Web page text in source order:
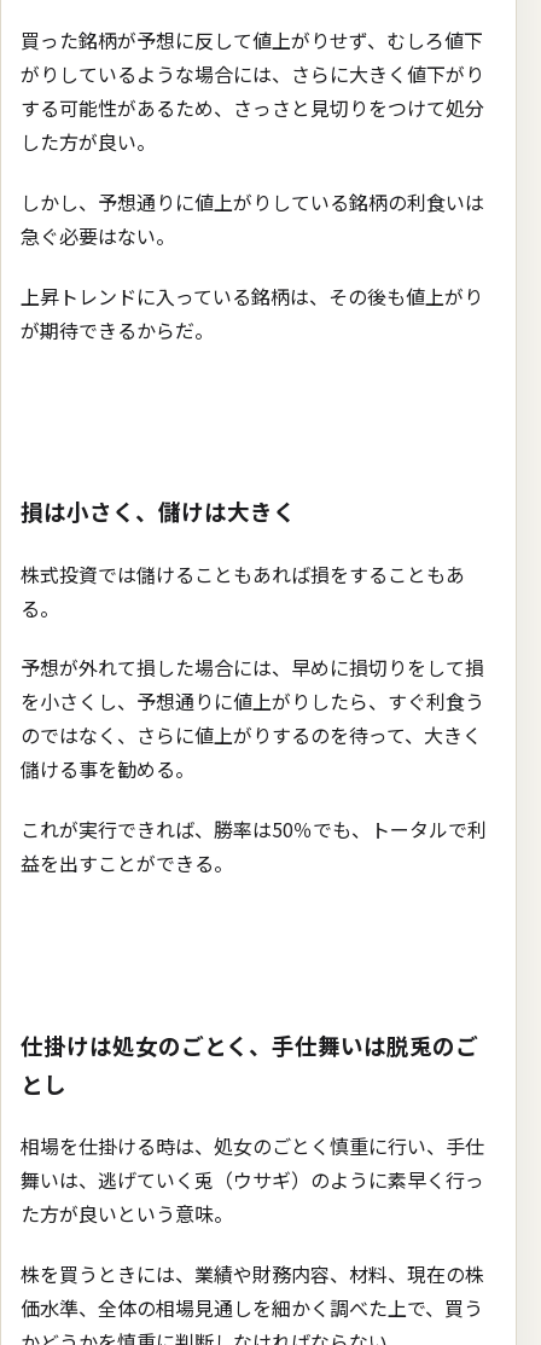
買った銘柄が予想に反して値上がりせず、むしろ値下
がりしているような場合には、さらに大きく値下がり
する可能性があるため、さっさと見切りをつけて処分
した方が良い。
しかし、予想通りに値上がりしている銘柄の利食いは
急ぐ必要はない。
上昇トレンドに入っている銘柄は、その後も値上がり
が期待できるからだ。
損は小さく、儲けは大きく
株式投資では儲けることもあれば損をすることもあ
る。
予想が外れて損した場合には、早めに損切りをして損
を小さくし、予想通りに値上がりしたら、すぐ利食う
のではなく、さらに値上がりするのを待って、大きく
儲ける事を勧める。
これが実行できれば、勝率は50％でも、トータルで利
益を出すことができる。
仕掛けは処女のごとく、手仕舞いは脱兎のご
とし
相場を仕掛ける時は、処女のごとく慎重に行い、手仕
舞いは、逃げていく兎（ウサギ）のように素早く行っ
た方が良いという意味。
株を買うときには、業績や財務内容、材料、現在の株
価水準、全体の相場見通しを細かく調べた上で、買う